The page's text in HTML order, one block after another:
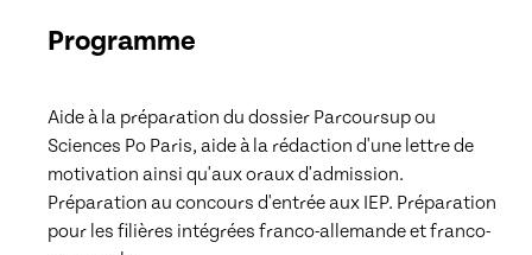
Programme
Aide à la préparation du dossier Parcoursup ou
Sciences Po Paris, aide à la rédaction d'une lettre de
motivation ainsi qu'aux oraux d'admission.
Préparation au concours d'entrée aux IEP. Préparation
pour les filières intégrées franco-allemande et franco-